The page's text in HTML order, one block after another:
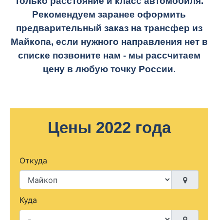
Рекомендуем заранее оформить
предварительный заказ на трансфер из
Майкопа, если нужного направления нет в
списке позвоните нам - мы рассчитаем
цену в любую точку России.
Цены 2022 года
Откуда
Куда